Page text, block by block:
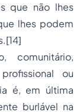
que não lhes
lhes podem
[14]
comunitário,
ou
é, em última
burlável na